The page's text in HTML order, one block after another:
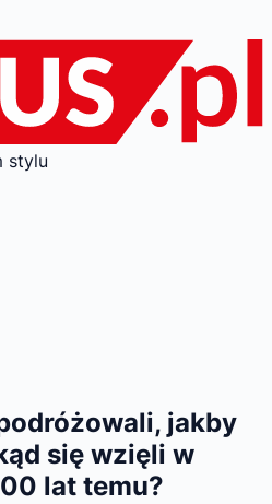
stylu
jakby
się wzięli w
lat temu?